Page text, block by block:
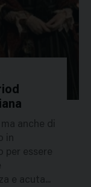
anche di
in
per essere
e acuta...